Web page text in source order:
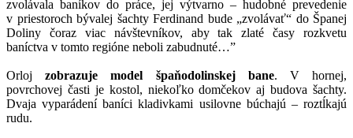
zvolávala baníkov do práce, jej výtvarno – hudobné prevedenie
v priestoroch bývalej šachty Ferdinand bude „zvolávať“ do Španej
Doliny čoraz viac návštevníkov, aby tak zlaté časy rozkvetu
baníctva v tomto regióne neboli zabudnuté…”
Orlojzobrazuje model špaňodolinskej bane. V hornej,
povrchovej časti je kostol, niekoľko domčekov aj budova šachty.
Dvaja vyparádení baníci kladivkami usilovne búchajú – roztĺkajú
rudu.